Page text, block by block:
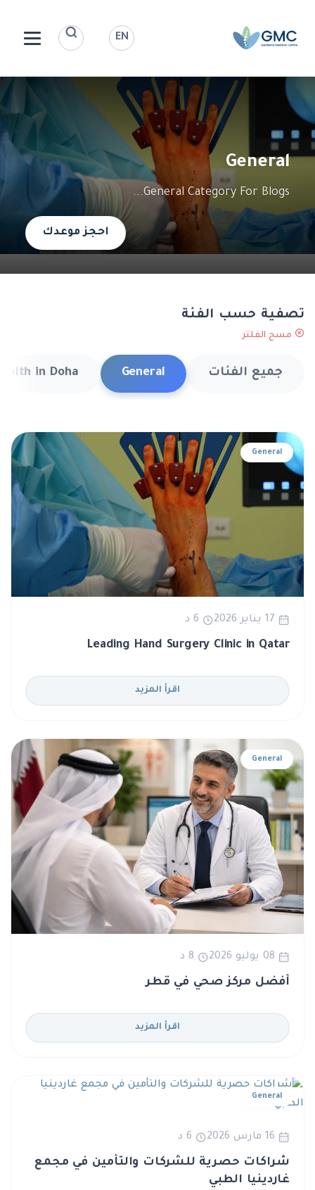
EN
General
General Category For Blogs...
احجز موعدك
تصفية حسب الفئة
مسح الفلتر
جميع الفئات General
in Doha
General
17 يناير 2026 6 د
Leading Hand Surgery Clinic in Qatar
اقرأ المزيد
General
08 يوليو 2026 8 د
أفضل مركز صحي في قطر
اقرأ المزيد
General
16 مارس 2026 6 د
شراكات حصرية للشركات والتأمين في مجمع
غاردينيا الطبي